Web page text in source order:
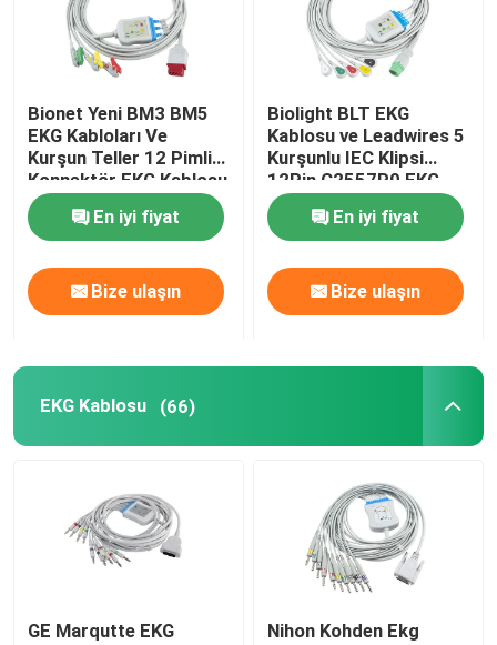
Bionet Yeni BM3 BM5
EKG Kabloları Ve
Kurşun Teller 12 Pimli
Konnektör EKG Kablosu
3 Kurşun IEC Kapma
Klipsi
En iyi fiyat
Bize ulaşın
Biolight BLT EKG
Kablosu ve Leadwires 5
Kurşunlu IEC Klipsi
12Pin C2557P0 EKG
Kablosu
En iyi fiyat
Bize ulaşın
EKG Kablosu (66)
GE Marqutte EKG
Nihon Kohden Ekg